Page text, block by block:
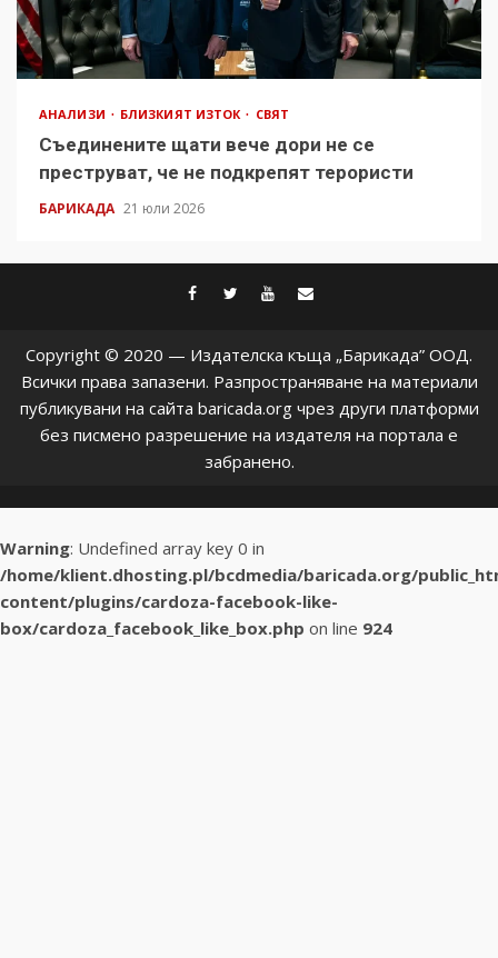
АНАЛИЗИ БЛИЗКИЯТ ИЗТОК СВЯТ
Съединените щати вече дори не се
преструват, че не подкрепят терористи
БАРИКАДА 21 юли 2026
facebook
twitter
youtube
Copyright © 2020 — Издателска къща „Барикада” ООД.
Всички права запазени. Разпространяване на материали
публикувани на сайта baricada.org чрез други платформи
без писмено разрешение на издателя на портала е
забранено.
Warning: Undefined array key 0 in
/home/klient.dhosting.pl/bcdmedia/baricada.org/
content/plugins/cardoza-facebook-like-
box/cardoza_facebook_like_box.php on line 924